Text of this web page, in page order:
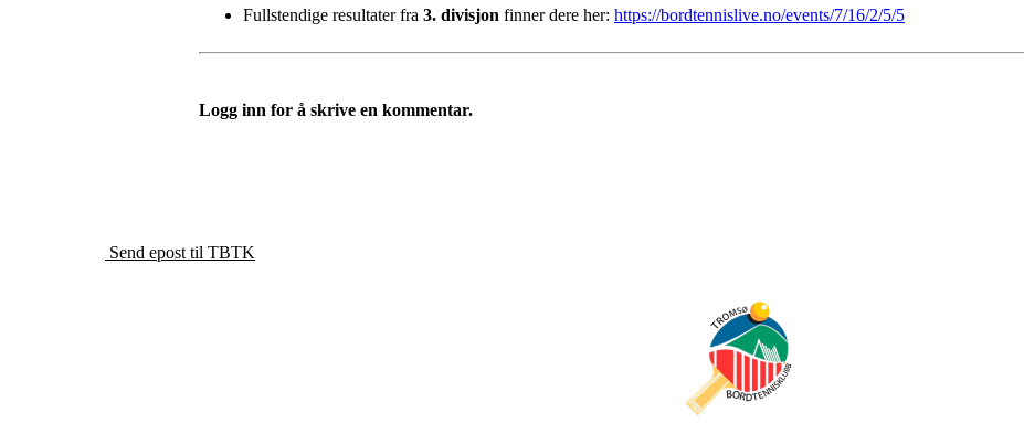
Fullstendige resultater fra 3. divisjon finner dere her: https://bordtennislive.no/events/7/16/2/5/5
Logg inn for å skrive en kommentar.
Send epost til TBTK